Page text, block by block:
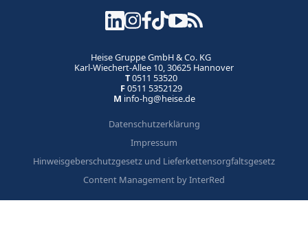
Heise Gruppe GmbH & Co. KG
Karl-Wiechert-Allee 10, 30625 Hannover
T0511 53520
F0511 5352129
M info-hg@heise.de
Datenschutzerklärung
Impressum
Hinweisgeberschutzgesetz und Lieferkettensorgfaltsgesetz
Content Management by InterRed